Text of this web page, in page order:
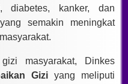
diabetes, kanker, dan
semakin meningkat
masyarakat, Dinkes
Giziyang meliputi